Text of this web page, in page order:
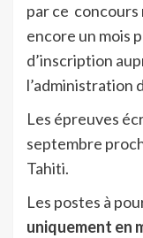
par ce concours
encore un mois
d’inscription
l’administration
Les épreuves
septembre
Tahiti.
Les postes à
uniquement en